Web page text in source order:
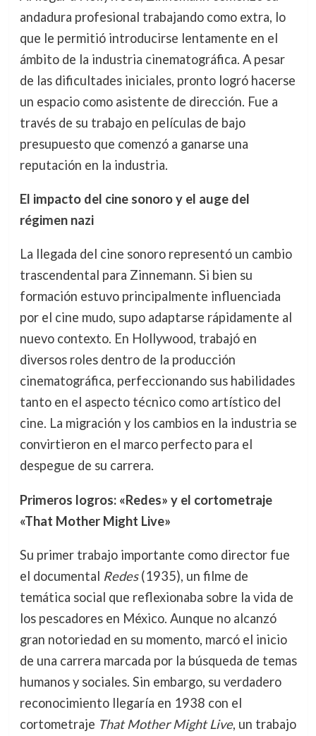
andadura profesional trabajando como extra, lo
que le permitió introducirse lentamente en el
ámbito de la industria cinematográfica. A pesar
de las dificultades iniciales, pronto logró hacerse
un espacio como asistente de dirección. Fue a
través de su trabajo en películas de bajo
presupuesto que comenzó a ganarse una
reputación en la industria.
El impacto del cine sonoro y el auge del
régimen nazi
La llegada del cine sonoro representó un cambio
trascendental para Zinnemann. Si bien su
formación estuvo principalmente influenciada
por el cine mudo, supo adaptarse rápidamente al
nuevo contexto. En Hollywood, trabajó en
diversos roles dentro de la producción
cinematográfica, perfeccionando sus habilidades
tanto en el aspecto técnico como artístico del
cine. La migración y los cambios en la industria se
convirtieron en el marco perfecto para el
despegue de su carrera.
Primeros logros: «Redes» y el cortometraje
«That Mother Might Live»
Su primer trabajo importante como director fue
el documental Redes(1935), un filme de
temática social que reflexionaba sobre la vida de
los pescadores en México. Aunque no alcanzó
gran notoriedad en su momento, marcó el inicio
de una carrera marcada por la búsqueda de temas
humanos y sociales. Sin embargo, su verdadero
reconocimiento llegaría en 1938 con el
cortometraje That Mother Might Live, un trabajo